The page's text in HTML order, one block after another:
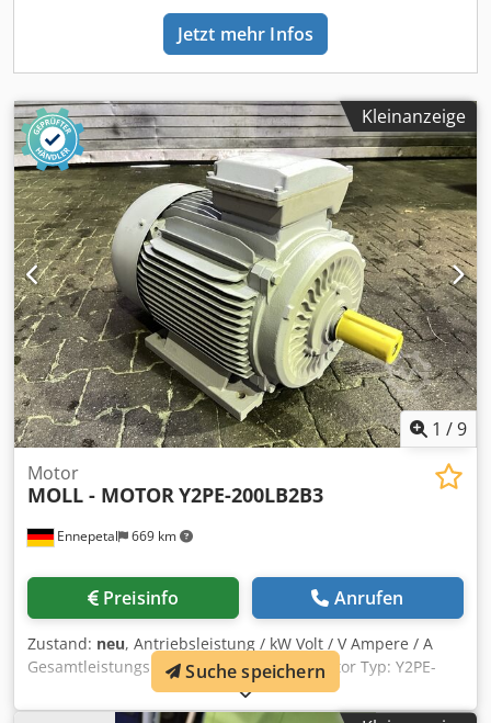
Jetzt mehr Infos
Kleinanzeige
1 /9
Ennepetal 669 km
Motor
MOLL - MOTORY2PE-200LB2B3
Preisinfo Anrufen
Zustand: neu, Antriebsleistung / kW Volt / V Ampere / A
Gesamtleistungsbedarf 42,5 kW MOLL-Motor Typ: Y2PE-
200LB2B3 / ML2001011997 V: 400/690 Cedpfxsy Spxao Aa
Eoha A: 64,0 / 37,1 / 64,4 Rpm: 2970 / 3564 Gesamtleistung:
Suche speichern